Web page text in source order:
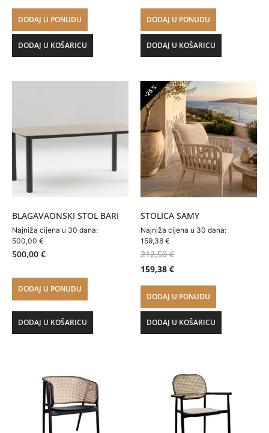
DODAJ U PONUDU
DODAJ U KOŠARICU
DODAJ U PONUDU
DODAJ U KOŠARICU
BLAGAVAONSKI STOL BARI
Najniža cijena u 30 dana:
500,00 €
500,00 €
DODAJ U PONUDU
DODAJ U KOŠARICU
-25%
STOLICA SAMY
Najniža cijena u 30 dana:
159,38 €
212,50€
159,38 €
DODAJ U PONUDU
DODAJ U KOŠARICU